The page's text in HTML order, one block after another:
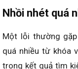
Nhồi nhét quá
Một lỗi thường
quá nhiều từ khóa
trong kết quả tìm